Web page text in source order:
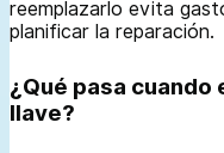
reemplazarlo evita
planificar la reparación.
¿Qué pasa cuando
llave?